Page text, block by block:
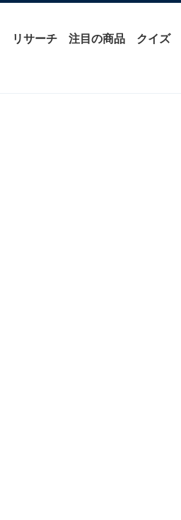
リサーチ 注目の商品 クイズ